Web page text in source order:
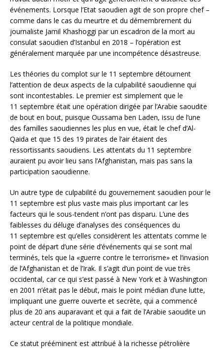
événements. Lorsque l’Etat saoudien agit de son propre chef –
comme dans le cas du meurtre et du démembrement du
journaliste Jamil Khashoggi par un escadron de la mort au
consulat saoudien d’Istanbul en 2018 – l’opération est
généralement marquée par une incompétence désastreuse.
Les théories du complot sur le 11 septembre détournent
l’attention de deux aspects de la culpabilité saoudienne qui
sont incontestables. Le premier est simplement que le
11 septembre était une opération dirigée par l’Arabie saoudite
de bout en bout, puisque Oussama ben Laden, issu de l’une
des familles saoudiennes les plus en vue, était le chef d’Al-
Qaida et que 15 des 19 pirates de l’air étaient des
ressortissants saoudiens. Les attentats du 11 septembre
auraient pu avoir lieu sans l’Afghanistan, mais pas sans la
participation saoudienne.
Un autre type de culpabilité du gouvernement saoudien pour le
11 septembre est plus vaste mais plus important car les
facteurs qui le sous-tendent n’ont pas disparu. L’une des
faiblesses du déluge d’analyses des conséquences du
11 septembre est qu’elles considèrent les attentats comme le
point de départ d’une série d’événements qui se sont mal
terminés, tels que la «guerre contre le terrorisme» et l’invasion
de l’Afghanistan et de l’Irak. Il s’agit d’un point de vue très
occidental, car ce qui s’est passé à New York et à Washington
en 2001 n’était pas le début, mais le point médian d’une lutte,
impliquant une guerre ouverte et secrète, qui a commencé
plus de 20 ans auparavant et qui a fait de l’Arabie saoudite un
acteur central de la politique mondiale.
Ce statut prééminent est attribué à la richesse pétrolière